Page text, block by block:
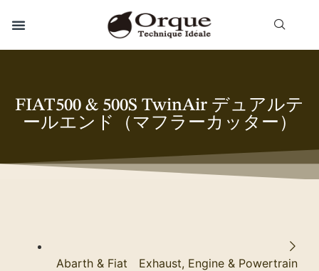
FIAT500 & 500S TwinAir デュアルテ
ールエンド（マフラーカッター）
Abarth & Fiat Exhaust, Engine & Powertrain